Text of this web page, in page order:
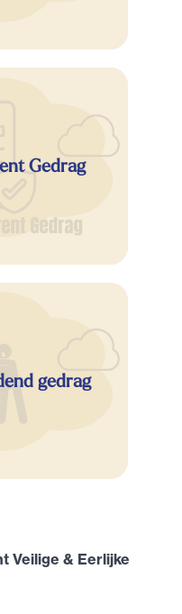
Gedrag
gedrag
Veilige & Eerlijke